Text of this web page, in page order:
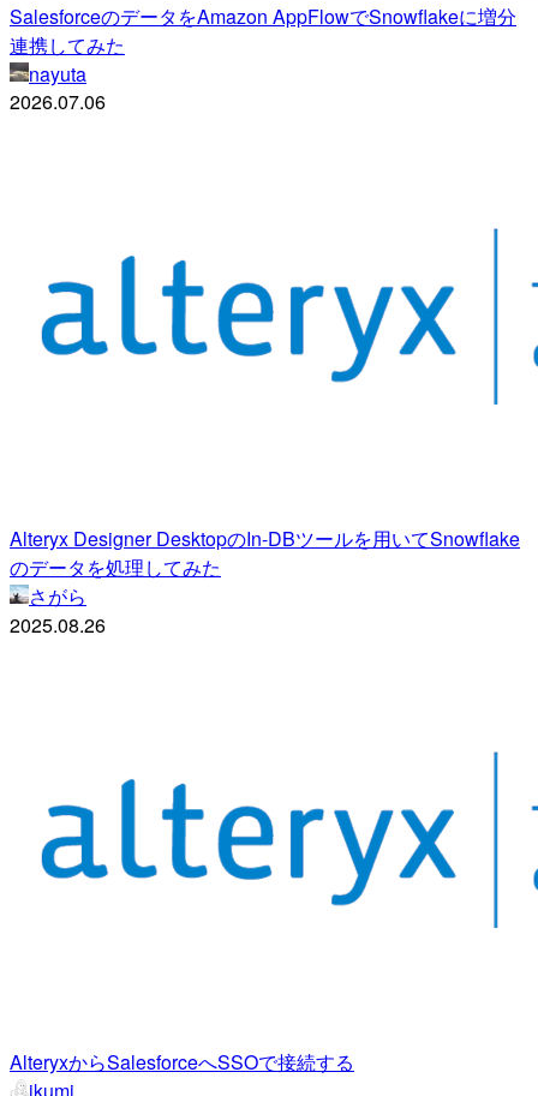
SalesforceのデータをAmazon AppFlowでSnowflakeに増分
連携してみた
nayuta
2026.07.06
Alteryx Designer DesktopのIn-DBツールを用いてSnowflake
のデータを処理してみた
さがら
2025.08.26
AlteryxからSalesforceへSSOで接続する
ikumi